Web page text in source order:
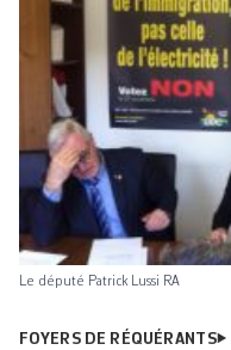
Le député Patrick Lussi RA
FOYERS DE RÉQUÉRANTS